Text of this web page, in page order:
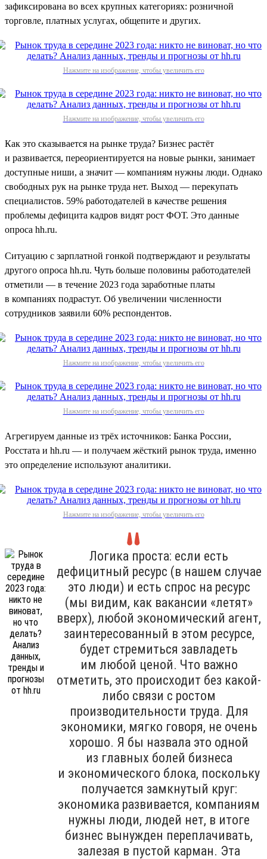
зафиксирована во всех крупных категориях: розничной
торговле, платных услугах, общепите и других.
Нажмите на изображение, чтобы увеличить его
Нажмите на изображение, чтобы увеличить его
Как это сказывается на рынке труда? Бизнес растёт
и развивается, переориентируется на новые рынки, занимает
доступные ниши, а значит — компаниям нужны люди. Однако
свободных рук на рынке труда нет. Выход — перекупать
специалистов. 59% работодателей в качестве решения
проблемы дефицита кадров видят рост ФОТ. Это данные
опроса hh.ru.
Ситуацию с зарплатной гонкой подтверждают и результаты
другого опроса hh.ru. Чуть больше половины работодателей
отметили — в течение 2023 года заработные платы
в компаниях подрастут. Об увеличении численности
сотрудников заявили 60% респондентов.
Нажмите на изображение, чтобы увеличить его
Нажмите на изображение, чтобы увеличить его
Агрегируем данные из трёх источников: Банка России,
Росстата и hh.ru — и получаем жёсткий рынок труда, именно
это определение используют аналитики.
Нажмите на изображение, чтобы увеличить его
Логика проста: если есть
дефицитный ресурс (в нашем случае
это люди) и есть спрос на ресурс
(мы видим, как вакансии «летят»
вверх), любой экономический агент,
заинтересованный в этом ресурсе,
будет стремиться завладеть
им любой ценой. Что важно
отметить, это происходит без какой-
либо связи с ростом
производительности труда. Для
экономики, мягко говоря, не очень
хорошо. Я бы назвала это одной
из главных болей бизнеса
и экономического блока, поскольку
получается замкнутый круг:
экономика развивается, компаниям
нужны люди, людей нет, в итоге
бизнес вынужден переплачивать,
залезая в пустой карман. Эта